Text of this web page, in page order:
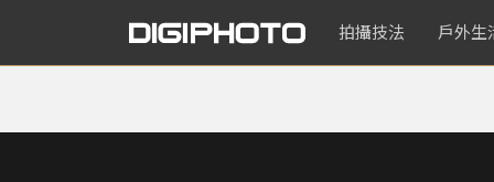
拍攝技法 戶外生